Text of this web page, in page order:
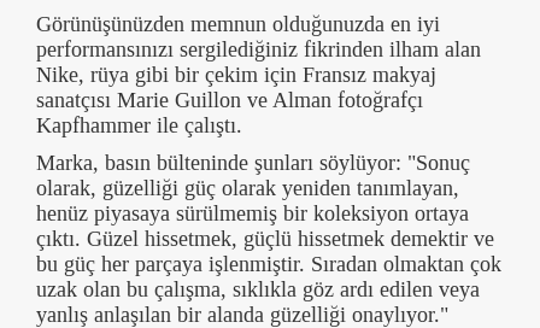
Görünüşünüzden memnun olduğunuzda en iyi
performansınızı sergilediğiniz fikrinden ilham alan
Nike, rüya gibi bir çekim için Fransız makyaj
sanatçısı Marie Guillon ve Alman fotoğrafçı
Kapfhammer ile çalıştı.
Marka, basın bülteninde şunları söylüyor: "Sonuç
olarak, güzelliği güç olarak yeniden tanımlayan,
henüz piyasaya sürülmemiş bir koleksiyon ortaya
çıktı. Güzel hissetmek, güçlü hissetmek demektir ve
bu güç her parçaya işlenmiştir. Sıradan olmaktan çok
uzak olan bu çalışma, sıklıkla göz ardı edilen veya
yanlış anlaşılan bir alanda güzelliği onaylıyor."